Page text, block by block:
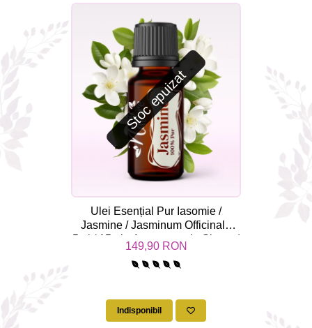
Stoc epuizat
Ulei Esențial Pur Iasomie /
Jasmine / Jasminum Officinale
5ml / 15ml - Aromaterapie Sigura |
nJoy Nature
149,90 RON
Indisponibil